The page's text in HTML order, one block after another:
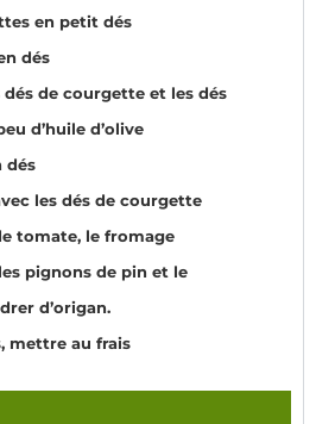
en petit dés
dés
dés de courgette et les dés
d’huile d’olive
dés
les dés de courgette
tomate, le fromage
pignons de pin et le
d’origan.
mettre au frais